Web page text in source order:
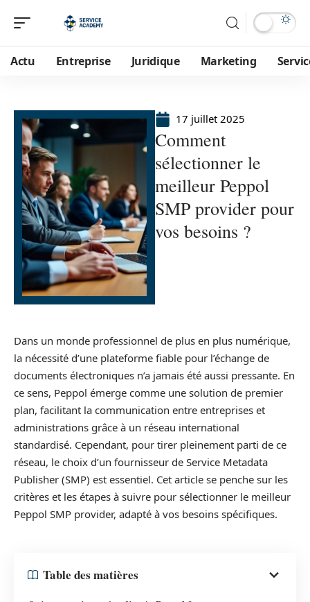
Actu Entreprise Juridique Marketing
17 juillet 2025
Comment
sélectionner le
meilleur Peppol
SMP provider pour
vos besoins ?
Dans un monde professionnel de plus en plus numérique,
la nécessité d’une plateforme fiable pour l’échange de
documents électroniques n’a jamais été aussi pressante. En
ce sens, Peppol émerge comme une solution de premier
plan, facilitant la communication entre entreprises et
administrations grâce à un réseau international
standardisé. Cependant, pour tirer pleinement parti de ce
réseau, le choix d’un fournisseur de Service Metadata
Publisher (SMP) est essentiel. Cet article se penche sur les
critères et les étapes à suivre pour sélectionner le meilleur
Peppol SMP provider, adapté à vos besoins spécifiques.
Table des matières